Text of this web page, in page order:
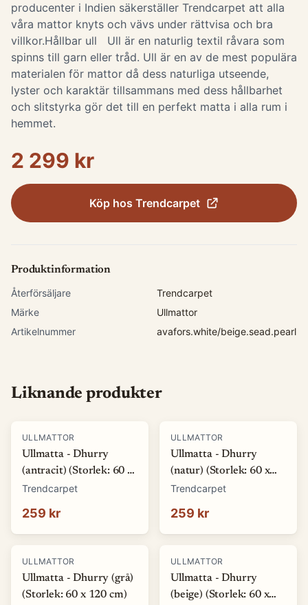
producenter i Indien säkerställer Trendcarpet att alla
våra mattor knyts och vävs under rättvisa och bra
villkor.Hållbar ull Ull är en naturlig textil råvara som
spinns till garn eller tråd. Ull är en av de mest populära
materialen för mattor då dess naturliga utseende,
lyster och karaktär tillsammans med dess hållbarhet
och slitstyrka gör det till en perfekt matta i alla rum i
hemmet.
2 299 kr
Köp hos Trendcarpet
Produktinformation
Återförsäljare
Trendcarpet
Märke
Ullmattor
Artikelnummer
avafors.white/beige.sead.pearl
Liknande produkter
ULLMATTOR
Ullmatta - Dhurry
(antracit) (Storlek: 60 x
120 cm)
Trendcarpet
259 kr
ULLMATTOR
Ullmatta - Dhurry
(natur) (Storlek: 60 x
120 cm)
Trendcarpet
259 kr
ULLMATTOR
Ullmatta - Dhurry (grå)
(Storlek: 60 x 120 cm)
ULLMATTOR
Ullmatta - Dhurry
(beige) (Storlek: 60 x